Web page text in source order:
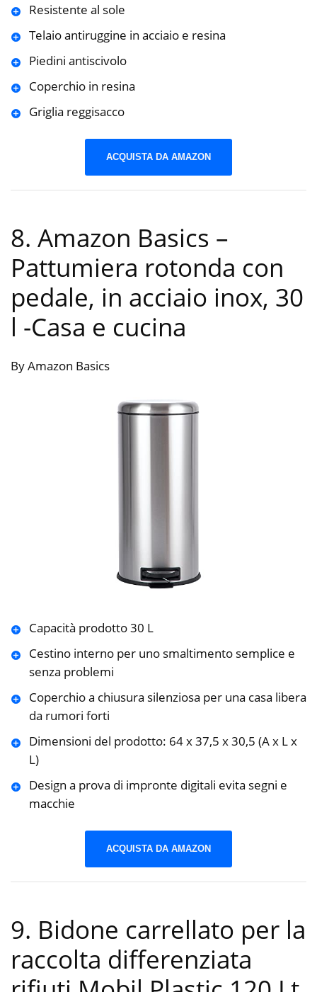
Resistente al sole
Telaio antiruggine in acciaio e resina
Piedini antiscivolo
Coperchio in resina
Griglia reggisacco
ACQUISTA DA AMAZON
8. Amazon Basics –
Pattumiera rotonda con
pedale, in acciaio inox, 30
l -Casa e cucina
By Amazon Basics
Capacità prodotto 30 L
Cestino interno per uno smaltimento semplice e
senza problemi
Coperchio a chiusura silenziosa per una casa libera
da rumori forti
Dimensioni del prodotto: 64 x 37,5 x 30,5 (A x L x
L)
Design a prova di impronte digitali evita segni e
macchie
ACQUISTA DA AMAZON
9. Bidone carrellato per la
raccolta differenziata